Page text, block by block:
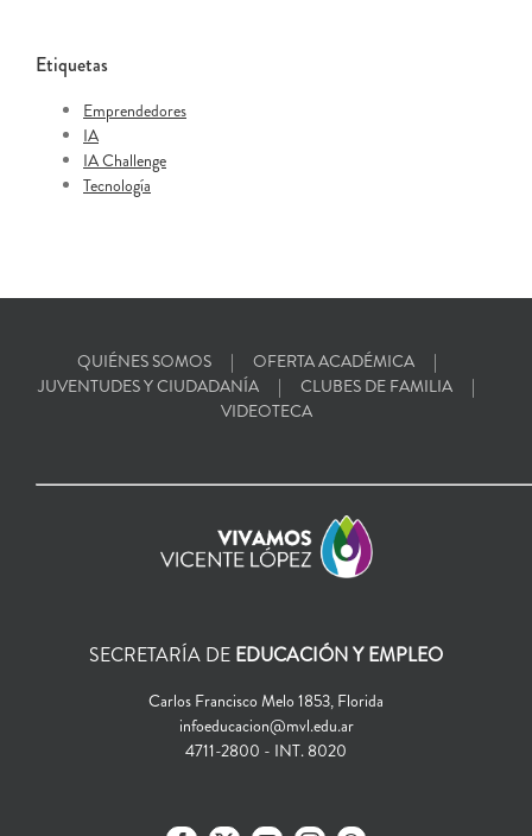
Etiquetas
Emprendedores
IA
IA Challenge
Tecnología
QUIÉNES SOMOS
OFERTA ACADÉMICA
JUVENTUDES Y CIUDADANÍA
CLUBES DE FAMILIA
VIDEOTECA
SECRETARÍA DE EDUCACIÓN Y EMPLEO
Carlos Francisco Melo 1853, Florida
infoeducacion@mvl.edu.ar
4711-2800 - INT. 8020